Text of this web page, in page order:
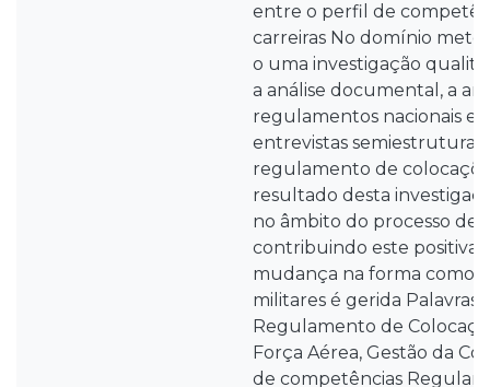
entre o perfil de
carreiras No domínio
o uma investigação
a análise documental, a
regulamentos nacionais e
entrevistas
regulamento de
resultado desta
no âmbito do processo de
contribuindo este
mudança na forma como
militares é gerida
Regulamento de
Força Aérea, Gestão da
de competências